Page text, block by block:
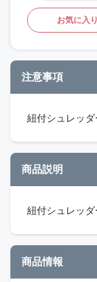
お気に入
注意事項
紐付シュレッ
商品説明
紐付シュレッ
商品情報